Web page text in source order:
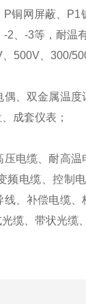
铜网屏蔽、
2、-3等，耐
500V、300/
双金属温度
成套仪表；
缆、耐高温
频电缆、控制
、补偿电缆
缆、带状光缆